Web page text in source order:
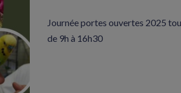
Journée portes ouvertes 2025
de 9h à 16h30